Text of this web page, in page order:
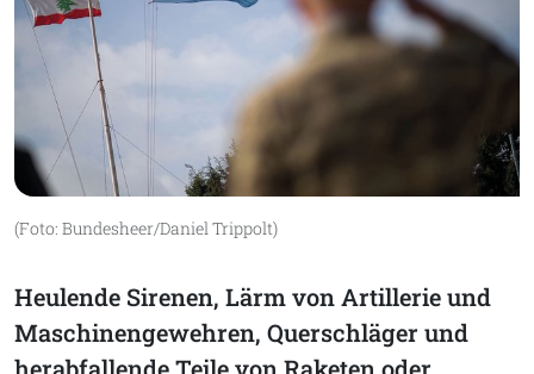
(Foto: Bundesheer/Daniel Trippolt)
Heulende Sirenen, Lärm von Artillerie und
Maschinengewehren, Querschläger und
herabfallende Teile von Raketen oder